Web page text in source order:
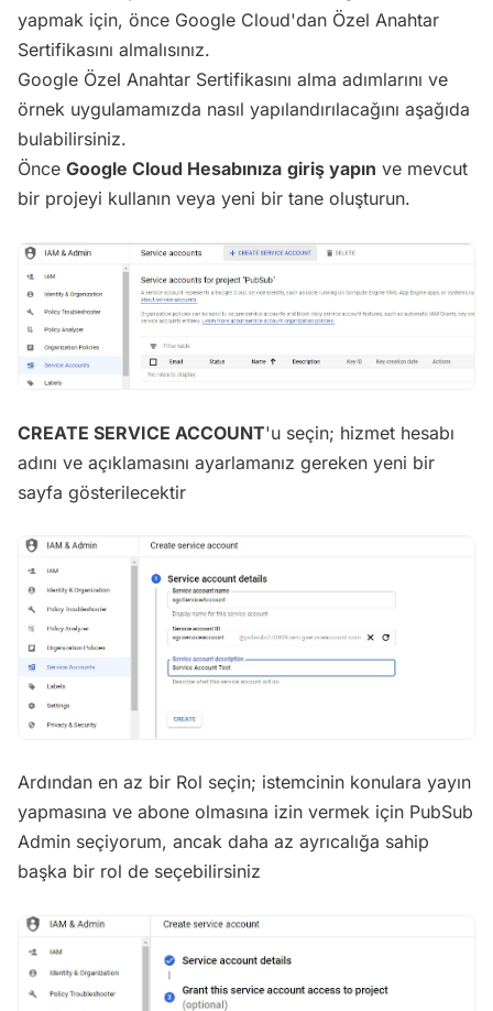
yapmak için, önce Google Cloud'dan Özel Anahtar
Sertifikasını almalısınız.
Google Özel Anahtar Sertifikasını alma adımlarını ve
örnek uygulamamızda nasıl yapılandırılacağını aşağıda
bulabilirsiniz.
Önce Google Cloud Hesabınıza giriş yapın ve mevcut
bir projeyi kullanın veya yeni bir tane oluşturun.
CREATE SERVICE ACCOUNT'u seçin; hizmet hesabı
adını ve açıklamasını ayarlamanız gereken yeni bir
sayfa gösterilecektir
Ardından en az bir Rol seçin; istemcinin konulara yayın
yapmasına ve abone olmasına izin vermek için PubSub
Admin seçiyorum, ancak daha az ayrıcalığa sahip
başka bir rol de seçebilirsiniz